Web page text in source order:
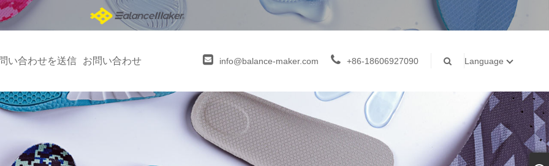
い合わせを送信 お問い合わせ info@balance-maker.com +86-18606927090 Language